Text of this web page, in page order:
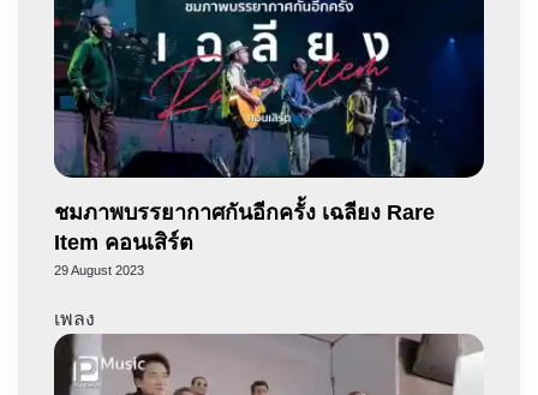
ชมภาพบรรยากาศกันอีกครั้ง เฉลียง Rare
Item คอนเสิร์ต
29 August 2023
เพลง